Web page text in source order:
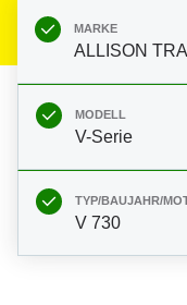
MARKE
ALLISON
MODELL
V-Serie
TYP/BAUJAHR/
V 730